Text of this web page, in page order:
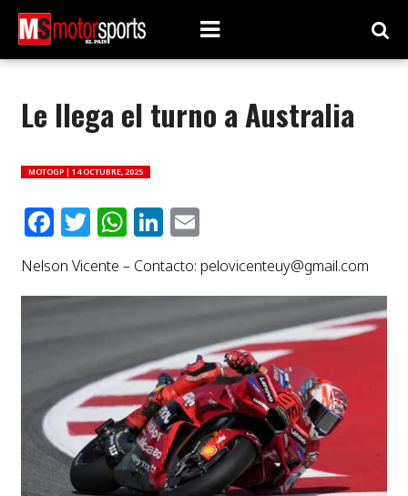
Le llega el turno a Australia
MOTOGP | 14 OCTUBRE, 2025
Facebook
Twitter
WhatsApp
LinkedIn
Email
Nelson Vicente – Contacto: pelovicenteuy@gmail.com